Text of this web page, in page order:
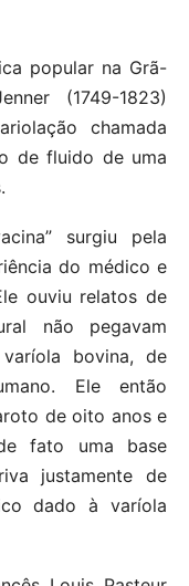
popular na Grã-
(1749-1823)
chamada
de fluido de uma
surgiu pela
do médico e
ouviu relatos de
não pegavam
bovina, de
Ele então
de oito anos e
fato uma base
justamente de
dado à varíola